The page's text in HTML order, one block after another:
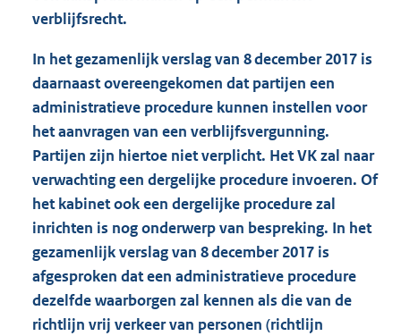
verblijfsrecht.
In het gezamenlijk verslag van 8 december 2017 is
daarnaast overeengekomen dat partijen een
administratieve procedure kunnen instellen voor
het aanvragen van een verblijfsvergunning.
Partijen zijn hiertoe niet verplicht. Het VK zal naar
verwachting een dergelijke procedure invoeren. Of
het kabinet ook een dergelijke procedure zal
inrichten is nog onderwerp van bespreking. In het
gezamenlijk verslag van 8 december 2017 is
afgesproken dat een administratieve procedure
dezelfde waarborgen zal kennen als die van de
richtlijn vrij verkeer van personen (richtlijn